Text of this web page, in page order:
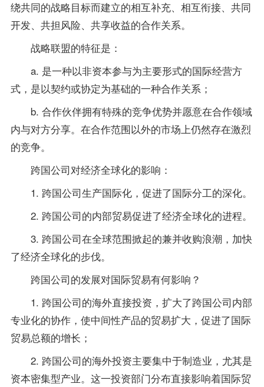
绕共同的战略目标而建立的相互补充、相互衔接、共同
开发、共担风险、共享收益的合作关系。
战略联盟的特征是：
a. 是一种以非资本参与为主要形式的国际经营方
式，是以契约或协定为基础的一种合作关系；
b. 合作伙伴拥有特殊的竞争优势并愿意在合作领域
内与对方分享。在合作范围以外的市场上仍然存在激烈
的竞争。
跨国公司对经济全球化的影响：
1. 跨国公司生产国际化，促进了国际分工的深化。
2. 跨国公司的内部贸易促进了经济全球化的进程。
3. 跨国公司在全球范围掀起的兼并收购浪潮，加快
了经济全球化的步伐。
跨国公司的发展对国际贸易有何影响？
1. 跨国公司的海外直接投资，扩大了跨国公司内部
专业化的协作，使中间性产品的贸易扩大，促进了国际
贸易总额的增长；
2. 跨国公司的海外投资主要集中于制造业，尤其是
资本密集型产业。这一投资部门分布直接影响着国际贸